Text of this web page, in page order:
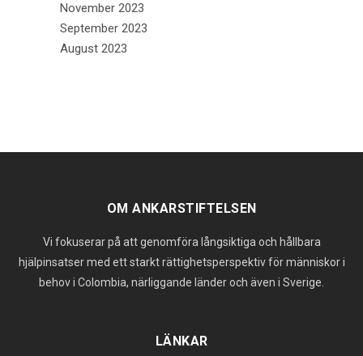
November 2023
September 2023
August 2023
OM ANKARSTIFTELSEN
Vi fokuserar på att genomföra långsiktiga och hållbara
hjälpinsatser med ett starkt rättighetsperspektiv för människor i
behov i Colombia, närliggande länder och även i Sverige.
LÄNKAR